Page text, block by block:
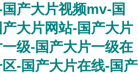
产大片视频mv-国
大片网站-国产大片
级-国产大片一级在
-国产大片在线-国产